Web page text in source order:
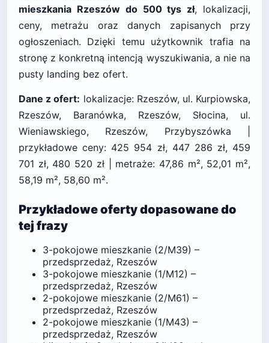
mieszkania Rzeszów do 500 tys zł, lokalizacji,
ceny, metrażu oraz danych zapisanych przy
ogłoszeniach. Dzięki temu użytkownik trafia na
stronę z konkretną intencją wyszukiwania, a nie na
pusty landing bez ofert.
Dane z ofert: lokalizacje: Rzeszów, ul. Kurpiowska,
Rzeszów, Baranówka, Rzeszów, Słocina, ul.
Wieniawskiego, Rzeszów, Przybyszówka |
przykładowe ceny: 425 954 zł, 447 286 zł, 459
701 zł, 480 520 zł | metraże: 47,86 m², 52,01 m²,
58,19 m², 58,60 m².
Przykładowe oferty dopasowane do
tej frazy
3-pokojowe mieszkanie (2/M39) –
przedsprzedaż, Rzeszów
3-pokojowe mieszkanie (1/M12) –
przedsprzedaż, Rzeszów
2-pokojowe mieszkanie (2/M61) –
przedsprzedaż, Rzeszów
2-pokojowe mieszkanie (1/M43) –
przedsprzedaż, Rzeszów